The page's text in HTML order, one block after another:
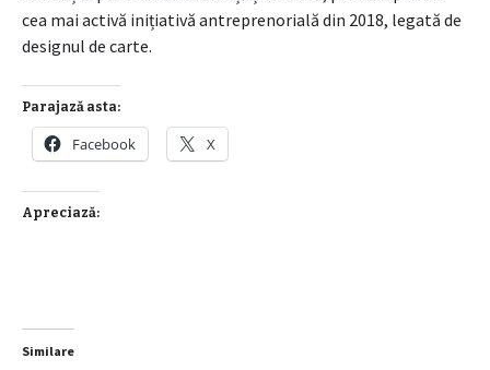
cea mai activă inițiativă antreprenorială din 2018, legată de
designul de carte.
Parajază asta:
Facebook X
Apreciază:
Similare